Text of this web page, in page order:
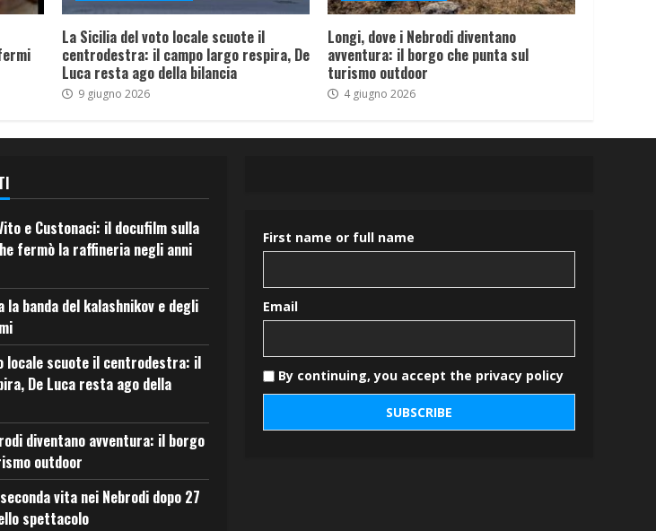
La Sicilia del voto locale scuote il
centrodestra: il campo largo respira, De
Luca resta ago della bilancia
9 giugno 2026
Longi, dove i Nebrodi diventano
avventura: il borgo che punta sul
turismo outdoor
4 giugno 2026
e Custonaci: il docufilm sulla
fermò la raffineria negli anni
banda del kalashnikov e degli
locale scuote il centrodestra: il
De Luca resta ago della
diventano avventura: il borgo
outdoor
vita nei Nebrodi dopo 27
spettacolo
First name or full name
Email
By continuing, you accept the privacy policy